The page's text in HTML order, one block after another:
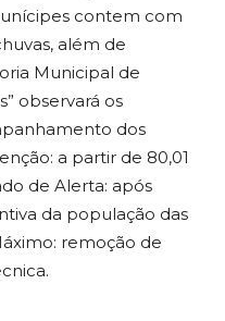
contem com
além de
Municipal de
observará os
dos
a partir de 80,01
de Alerta: após
da população das
remoção de